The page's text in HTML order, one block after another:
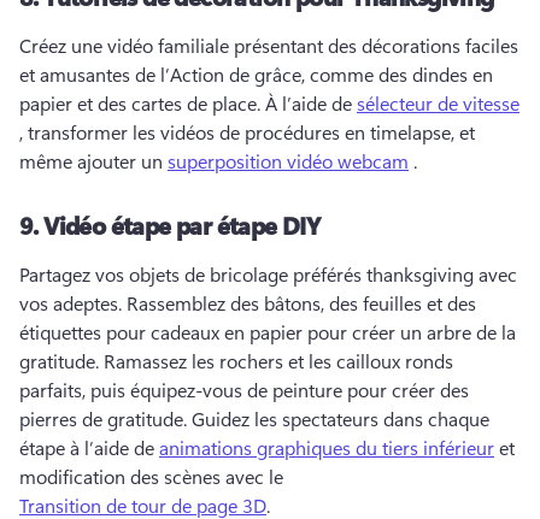
Créez une vidéo familiale présentant des décorations faciles
et amusantes de l’Action de grâce, comme des dindes en
papier et des cartes de place. À l’aide de sélecteur de vitesse
, transformer les vidéos de procédures en timelapse, et
même ajouter un superposition vidéo webcam .
9.Vidéo étape par étape DIY
Partagez vos objets de bricolage préférés thanksgiving avec
vos adeptes. Rassemblez des bâtons, des feuilles et des
étiquettes pour cadeaux en papier pour créer un arbre de la
gratitude. Ramassez les rochers et les cailloux ronds
parfaits, puis équipez-vous de peinture pour créer des
pierres de gratitude. Guidez les spectateurs dans chaque
étape à l’aide de animations graphiques du tiers inférieur et
modification des scènes avec le
Transition de tour de page 3D.